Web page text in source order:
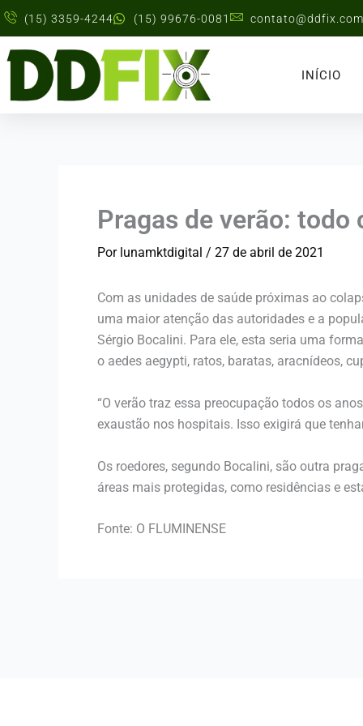
Ir
conteúdo
(15) 3359-4244 (15) 99676-0081
INÍCIO
Pragas de verão: todo
Por lunamktdigital / 27 de abril de 2021
Com as unidades de saúde próximas ao
uma maior atenção das autoridades e a
Sérgio Bocalini. Para ele, esta seria uma
o aedes aegypti, ratos, baratas, aracnídeos,
“O verão traz essa preocupação todos os
exaustão nos hospitais. Isso exigirá que
Os roedores, segundo Bocalini, são outra
áreas mais protegidas, como residências e
Fonte: O FLUMINENSE